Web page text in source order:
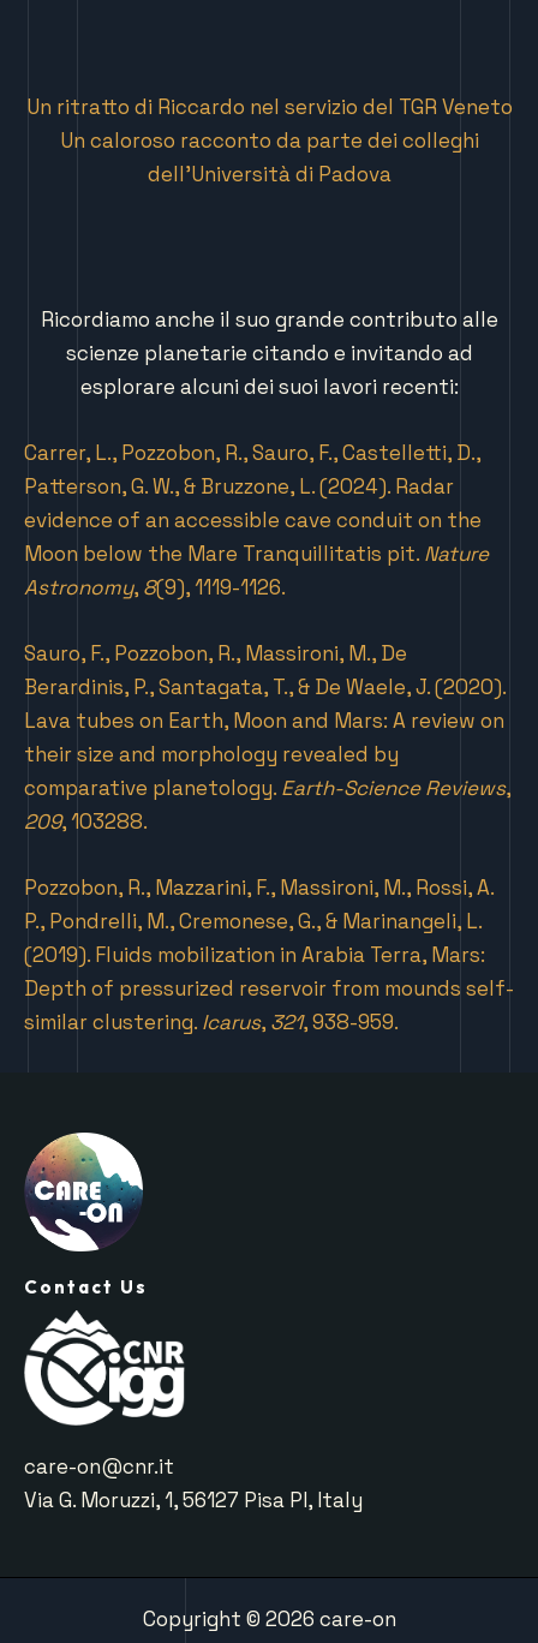
Un ritratto di Riccardo nel servizio del TGR Veneto
Un caloroso racconto da parte dei colleghi
dell’Università di Padova
Ricordiamo anche il suo grande contributo alle
scienze planetarie citando e invitando ad
esplorare alcuni dei suoi lavori recenti:
Carrer, L., Pozzobon, R., Sauro, F., Castelletti, D.,
Patterson, G. W., & Bruzzone, L. (2024). Radar
evidence of an accessible cave conduit on the
Moon below the Mare Tranquillitatis pit. Nature
Astronomy, 8(9), 1119-1126.
Sauro, F., Pozzobon, R., Massironi, M., De
Berardinis, P., Santagata, T., & De Waele, J. (2020).
Lava tubes on Earth, Moon and Mars: A review on
their size and morphology revealed by
comparative planetology. Earth-Science Reviews,
209, 103288.
Pozzobon, R., Mazzarini, F., Massironi, M., Rossi, A.
P., Pondrelli, M., Cremonese, G., & Marinangeli, L.
(2019). Fluids mobilization in Arabia Terra, Mars:
Depth of pressurized reservoir from mounds self-
similar clustering. Icarus, 321, 938-959.
Contact Us
care-on@cnr.it
Via G. Moruzzi, 1, 56127 Pisa PI, Italy
Copyright © 2026 care-on